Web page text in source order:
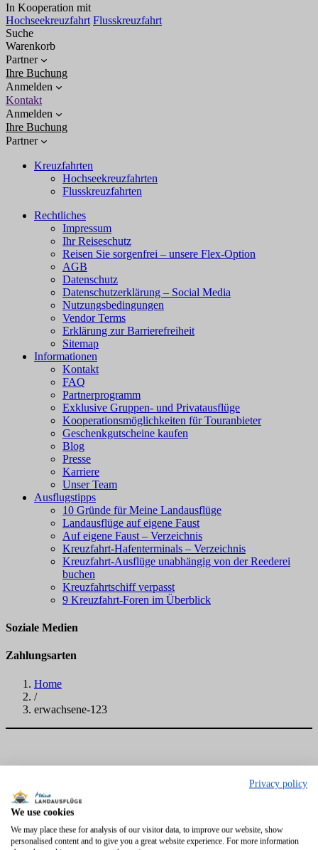
In Kooperation mit
Hochseekreuzfahrt Flusskreuzfahrt
Suche
Warenkorb
Partner
Ihre Buchung
Anmelden
Kontakt
Anmelden
Ihre Buchung
Partner
Kreuzfahrten
Hochseekreuzfahrten
Flusskreuzfahrten
Rechtliches
Impressum
Ihr Reiseschutz
Reisen Sie sorgenfrei – unsere Flex-Option
AGB
Datenschutz
Datenschutzerklärung – Social Media
Nutzungsbedingungen
Vendor Terms
Erklärung zur Barrierefreiheit
Sitemap
Informationen
Kontakt
FAQ
Partnerprogramm
Exklusive Gruppen- und Privatausflüge
Kooperationsmöglichkeiten für Touranbieter
Geschenkgutscheine kaufen
Blog
Presse
Karriere
Unser Team
Ausflugstipps
10 Gründe für Meine Landausflüge
Landausflüge auf eigene Faust
Auf eigene Faust – Verzeichnis
Kreuzfahrt-Hafenterminals – Verzeichnis
Kreuzfahrt-Ausflüge unabhängig von der Reederei
buchen
Kreuzfahrtschiff verpasst
9 Kreuzfahrt-Foren im Überblick
Soziale Medien
Zahlungsarten
Home
/
erwachsene-123
Privacy policy
We use cookies
We may place these for analysis of our visitor data, to improve our website, show
personalised content and to give you a great website experience. For more information